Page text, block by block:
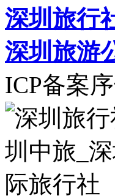
深圳旅行
深圳旅游
ICP备案序